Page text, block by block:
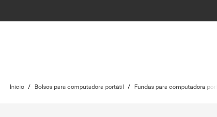
Inicio / Bolsos para computadora portátil / Fundas para computadora